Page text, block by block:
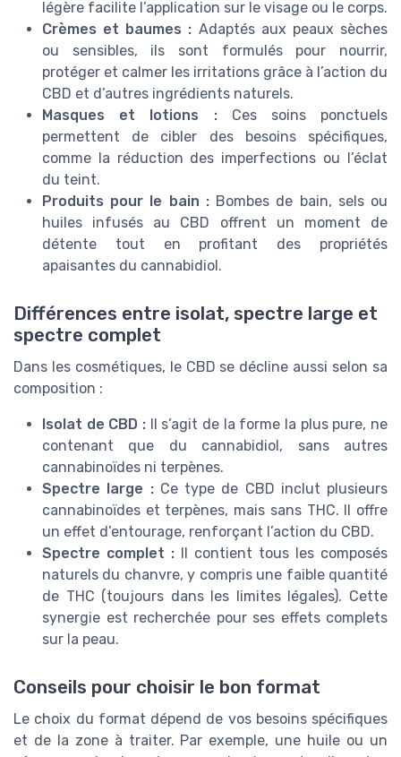
légère facilite l’application sur le visage ou le corps.
Crèmes et baumes : Adaptés aux peaux sèches
ou sensibles, ils sont formulés pour nourrir,
protéger et calmer les irritations grâce à l’action du
CBD et d’autres ingrédients naturels.
Masques et lotions :Ces soins ponctuels
permettent de cibler des besoins spécifiques,
comme la réduction des imperfections ou l’éclat
du teint.
Produits pour le bain :Bombes de bain, sels ou
huiles infusés au CBD offrent un moment de
détente tout en profitant des propriétés
apaisantes du cannabidiol.
Différences entre isolat, spectre large et
spectre complet
Dans les cosmétiques, le CBD se décline aussi selon sa
composition :
Isolat de CBD : Il s’agit de la forme la plus pure, ne
contenant que du cannabidiol, sans autres
cannabinoïdes ni terpènes.
Spectre large :Ce type de CBD inclut plusieurs
cannabinoïdes et terpènes, mais sans THC. Il offre
un effet d’entourage, renforçant l’action du CBD.
Spectre complet : Il contient tous les composés
naturels du chanvre, y compris une faible quantité
de THC (toujours dans les limites légales). Cette
synergie est recherchée pour ses effets complets
sur la peau.
Conseils pour choisir le bon format
Le choix du format dépend de vos besoins spécifiques
et de la zone à traiter. Par exemple, une huile ou un